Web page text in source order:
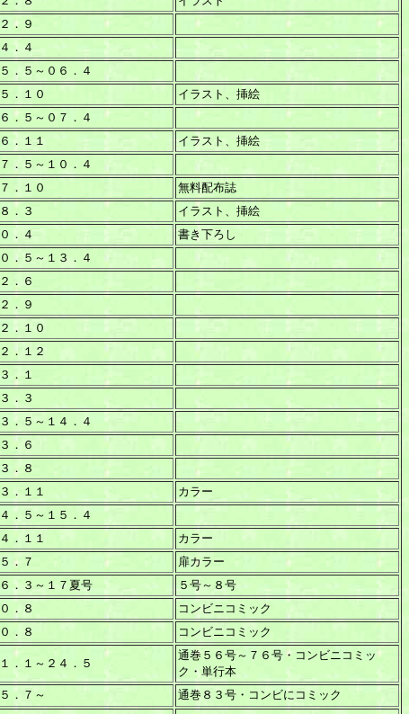
．９
．４
．５～０６．４
．１０
イラスト、挿絵
．５～０７．４
．１１
イラスト、挿絵
．５～１０．４
．１０
無料配布誌
．３
イラスト、挿絵
．４
書き下ろし
．５～１３．４
．６
．９
．１０
．１２
．１
．３
．５～１４．４
．６
．８
．１１
カラー
．５～１５．４
．１１
カラー
．７
扉カラー
．３～１７夏号
５号～８号
．８
コンビニコミック
．８ コンビニコミック
．１～２４．５
通巻５６号～７６号・コンビニコミッ
ク・単行本
．７～ 通巻８３号・コンビにコミック